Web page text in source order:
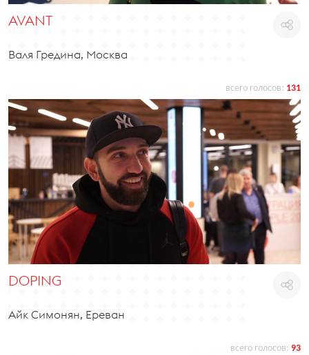
AVANT
Валя Гредина, Москва
всего голосов: 131
DOPING
Айк Симонян, Ереван
всего голосов: 93